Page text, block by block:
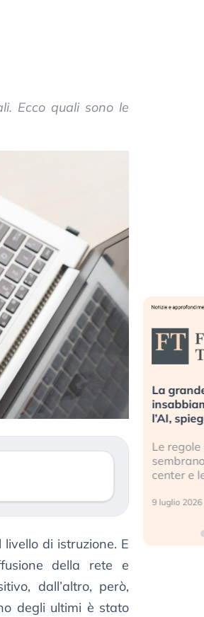
Ecco quali sono le
di istruzione. E
della rete e
dall’altro, però,
degli ultimi è stato
La grande
insabbiamento sui
l’AI, spiegata sul
Le regole sulla
sembrano non
center e le big (…)
9 luglio 2026